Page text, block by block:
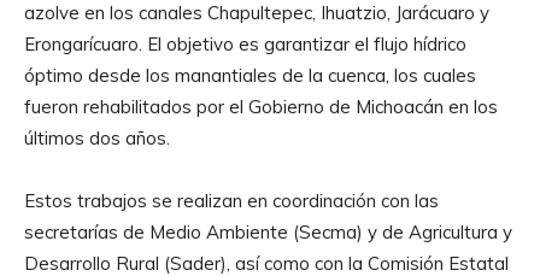
azolve en los canales Chapultepec, Ihuatzio, Jarácuaro y
Erongarícuaro. El objetivo es garantizar el flujo hídrico
óptimo desde los manantiales de la cuenca, los cuales
fueron rehabilitados por el Gobierno de Michoacán en los
últimos dos años.
Estos trabajos se realizan en coordinación con las
secretarías de Medio Ambiente (Secma) y de Agricultura y
Desarrollo Rural (Sader), así como con la Comisión Estatal